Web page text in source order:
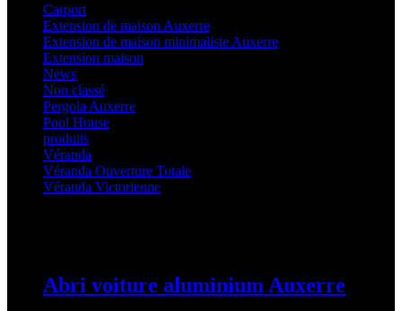
Carport
Extension de maison Auxerre
Extension de maison minimaliste Auxerre
Extension maison
News
Non classé
Pergola Auxerre
Pool House
produits
Véranda
Véranda Ouverture Totale
Véranda Victorienne
Abri voiture aluminium Auxerre